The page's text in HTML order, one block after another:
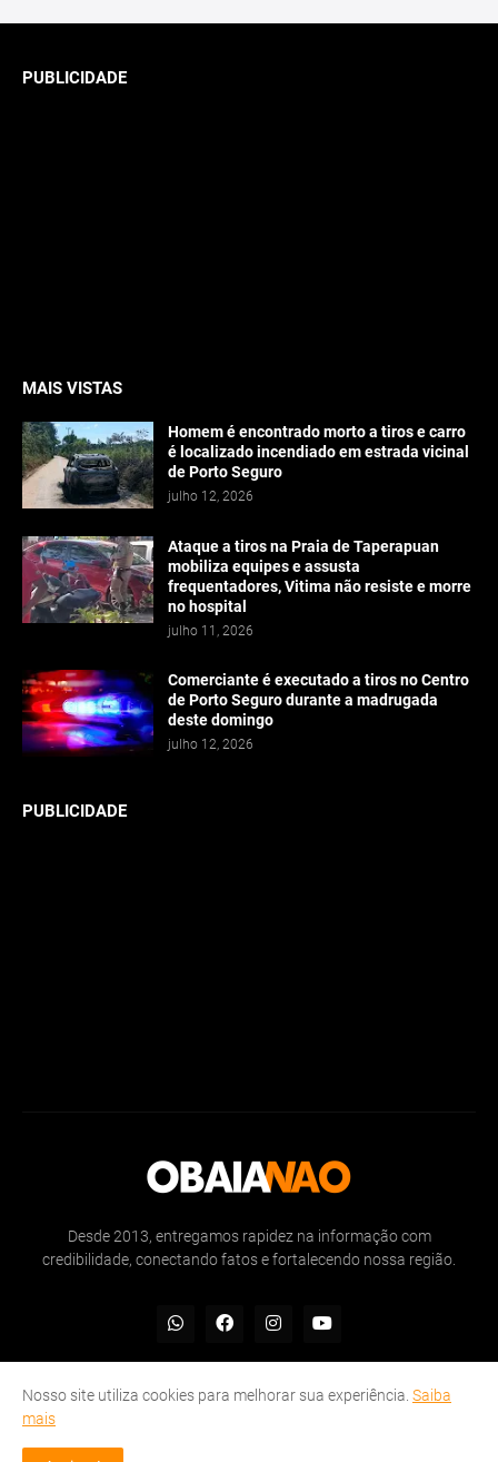
PUBLICIDADE
MAIS VISTAS
Homem é encontrado morto a tiros e carro
é localizado incendiado em estrada vicinal
de Porto Seguro
julho 12, 2026
Ataque a tiros na Praia de Taperapuan
mobiliza equipes e assusta
frequentadores, Vitima não resiste e morre
no hospital
julho 11, 2026
Comerciante é executado a tiros no Centro
de Porto Seguro durante a madrugada
deste domingo
julho 12, 2026
PUBLICIDADE
Desde 2013, entregamos rapidez na informação com
credibilidade, conectando fatos e fortalecendo nossa região.
Inicio
Nosso site utiliza cookies para melhorar sua experiência. Saiba
mais